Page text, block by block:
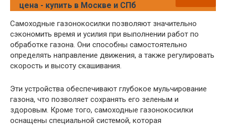
цена - купить в Москве и СПб
Самоходные газонокосилки позволяют значительно
сэкономить время и усилия при выполнении работ по
обработке газона. Они способны самостоятельно
определять направление движения, а также регулировать
скорость и высоту скашивания.
Эти устройства обеспечивают глубокое мульчирование
газона, что позволяет сохранять его зеленым и
здоровым. Кроме того, самоходные газонокосилки
оснащены специальной системой, которая